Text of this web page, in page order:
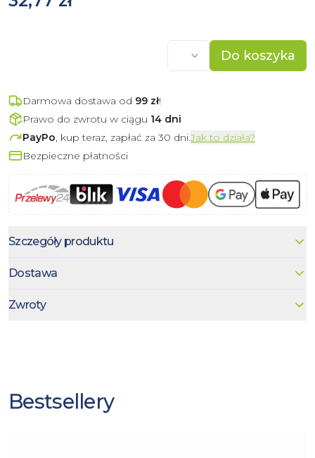
Do koszyka
Darmowa dostawa od 99 zł!
Prawo do zwrotu w ciągu 14 dni
PayPo, kup teraz, zapłać za 30 dni.Jak to działa?
Bezpieczne płatności
Szczegóły produktu
Dostawa
Zwroty
Bestsellery